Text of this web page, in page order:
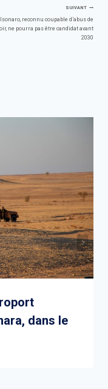
SUIVANT
reconnu coupable d’abus de
ne pourra pas être candidat avant
2030
dans le